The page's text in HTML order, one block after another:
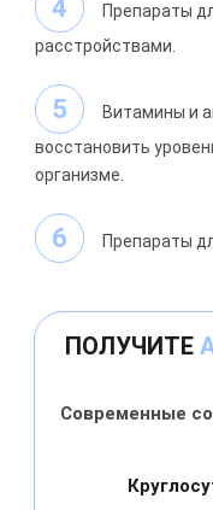
Препараты
расстройствами.
Витамины и
восстановить
организме.
Препараты
ПОЛУЧИТЕ
Современные